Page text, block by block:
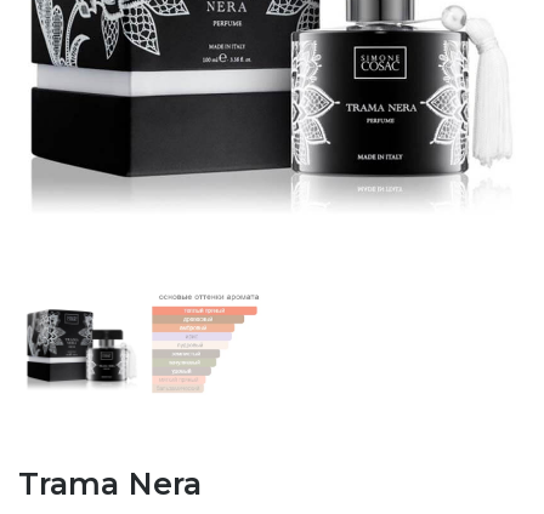
Trama Nera